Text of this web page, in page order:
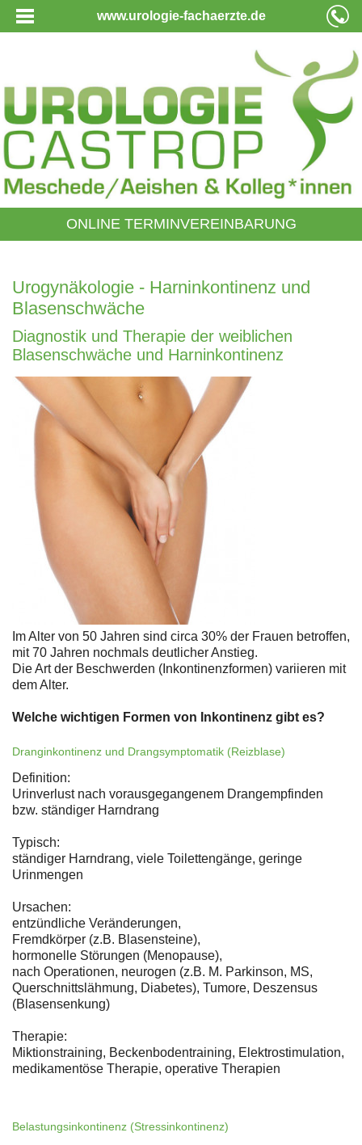
www.urologie-fachaerzte.de
ONLINE TERMINVEREINBARUNG
Urogynäkologie - Harninkontinenz und
Blasenschwäche
Diagnostik und Therapie der weiblichen
Blasenschwäche und Harninkontinenz
Im Alter von 50 Jahren sind circa 30% der Frauen betroffen,
mit 70 Jahren nochmals deutlicher Anstieg.
Die Art der Beschwerden (Inkontinenzformen) variieren mit
dem Alter.
Welche wichtigen Formen von Inkontinenz gibt es?
Dranginkontinenz und Drangsymptomatik (Reizblase)
Definition:
Urinverlust nach vorausgegangenem Drangempfinden
bzw. ständiger Harndrang
Typisch:
ständiger Harndrang, viele Toilettengänge, geringe
Urinmengen
Ursachen:
entzündliche Veränderungen,
Fremdkörper (z.B. Blasensteine),
hormonelle Störungen (Menopause),
nach Operationen, neurogen (z.B. M. Parkinson, MS,
Querschnittslähmung, Diabetes), Tumore, Deszensus
(Blasensenkung)
Therapie:
Miktionstraining, Beckenbodentraining, Elektrostimulation,
medikamentöse Therapie, operative Therapien
Belastungsinkontinenz (Stressinkontinenz)